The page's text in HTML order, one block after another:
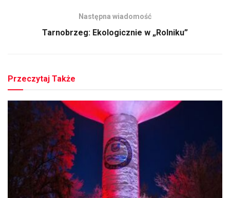
Następna wiadomość
Tarnobrzeg: Ekologicznie w „Rolniku”
Przeczytaj Także